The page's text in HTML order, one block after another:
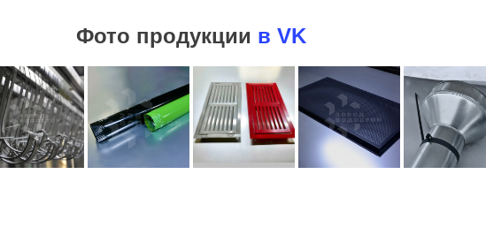
Фото продукции в VK